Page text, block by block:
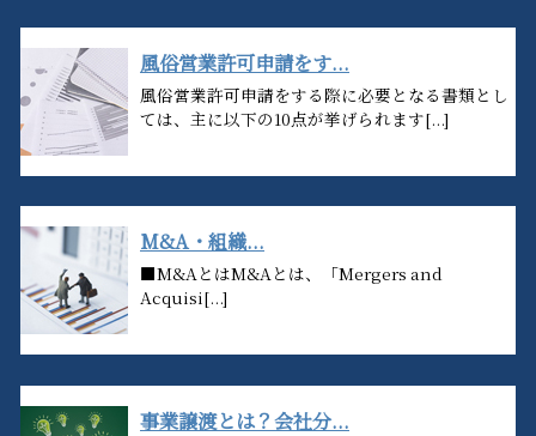
風俗営業許可申請をす...
風俗営業許可申請をする際に必要となる書類とし
ては、主に以下の10点が挙げられます[...]
M&A・組織...
■M&AとはM&Aとは、「Mergers and
Acquisi[...]
事業譲渡とは？会社分...